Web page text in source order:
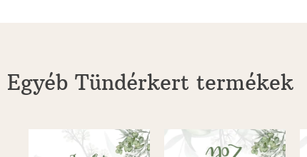
Egyéb Tündérkert termékek